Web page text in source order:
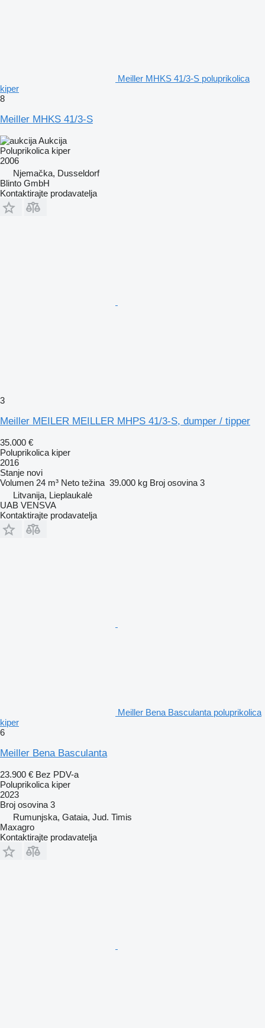
Meiller MHKS 41/3-S poluprikolica
kiper
8
Meiller MHKS 41/3-S
Aukcija
Poluprikolica kiper
2006
Njemačka, Dusseldorf
Blinto GmbH
Kontaktirajte prodavatelja
3
Meiller MEILER MEILLER MHPS 41/3-S, dumper / tipper
35.000 €
Poluprikolica kiper
2016
Stanje novi
Volumen 24 m³ Neto težina 39.000 kg Broj osovina 3
Litvanija, Lieplaukalė
UAB VENSVA
Kontaktirajte prodavatelja
Meiller Bena Basculanta poluprikolica
kiper
6
Meiller Bena Basculanta
23.900 € Bez PDV-a
Poluprikolica kiper
2023
Broj osovina 3
Rumunjska, Gataia, Jud. Timis
Maxagro
Kontaktirajte prodavatelja